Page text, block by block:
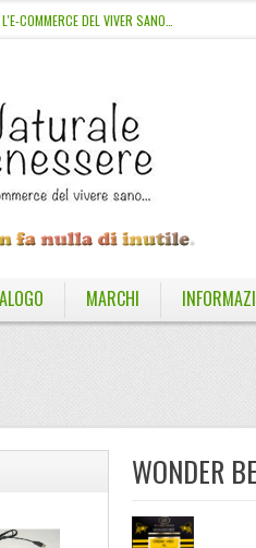
COMMERCE DEL VIVER SANO…
MARCHI
WONDER